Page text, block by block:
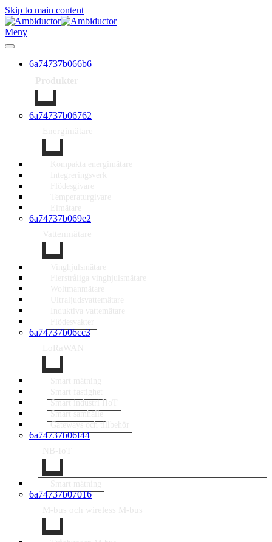
Skip to main content
Meny
6a74737b066b6
6a74737b06762
Integreringsverk
Flödesgivare
Temperaturgivare
Elmätare
6a74737b069e2
Flerstråliga vinghjulsmätare
Woltmanmätare
Ultraljudsvattemätare
Induktiva vattemätare
Flödesvakter
6a74737b06cc3
Smart fastighet
Smart industri IIoT
Smart samhälle
Gateways och tillbehör
6a74737b06f44
6a74737b07016